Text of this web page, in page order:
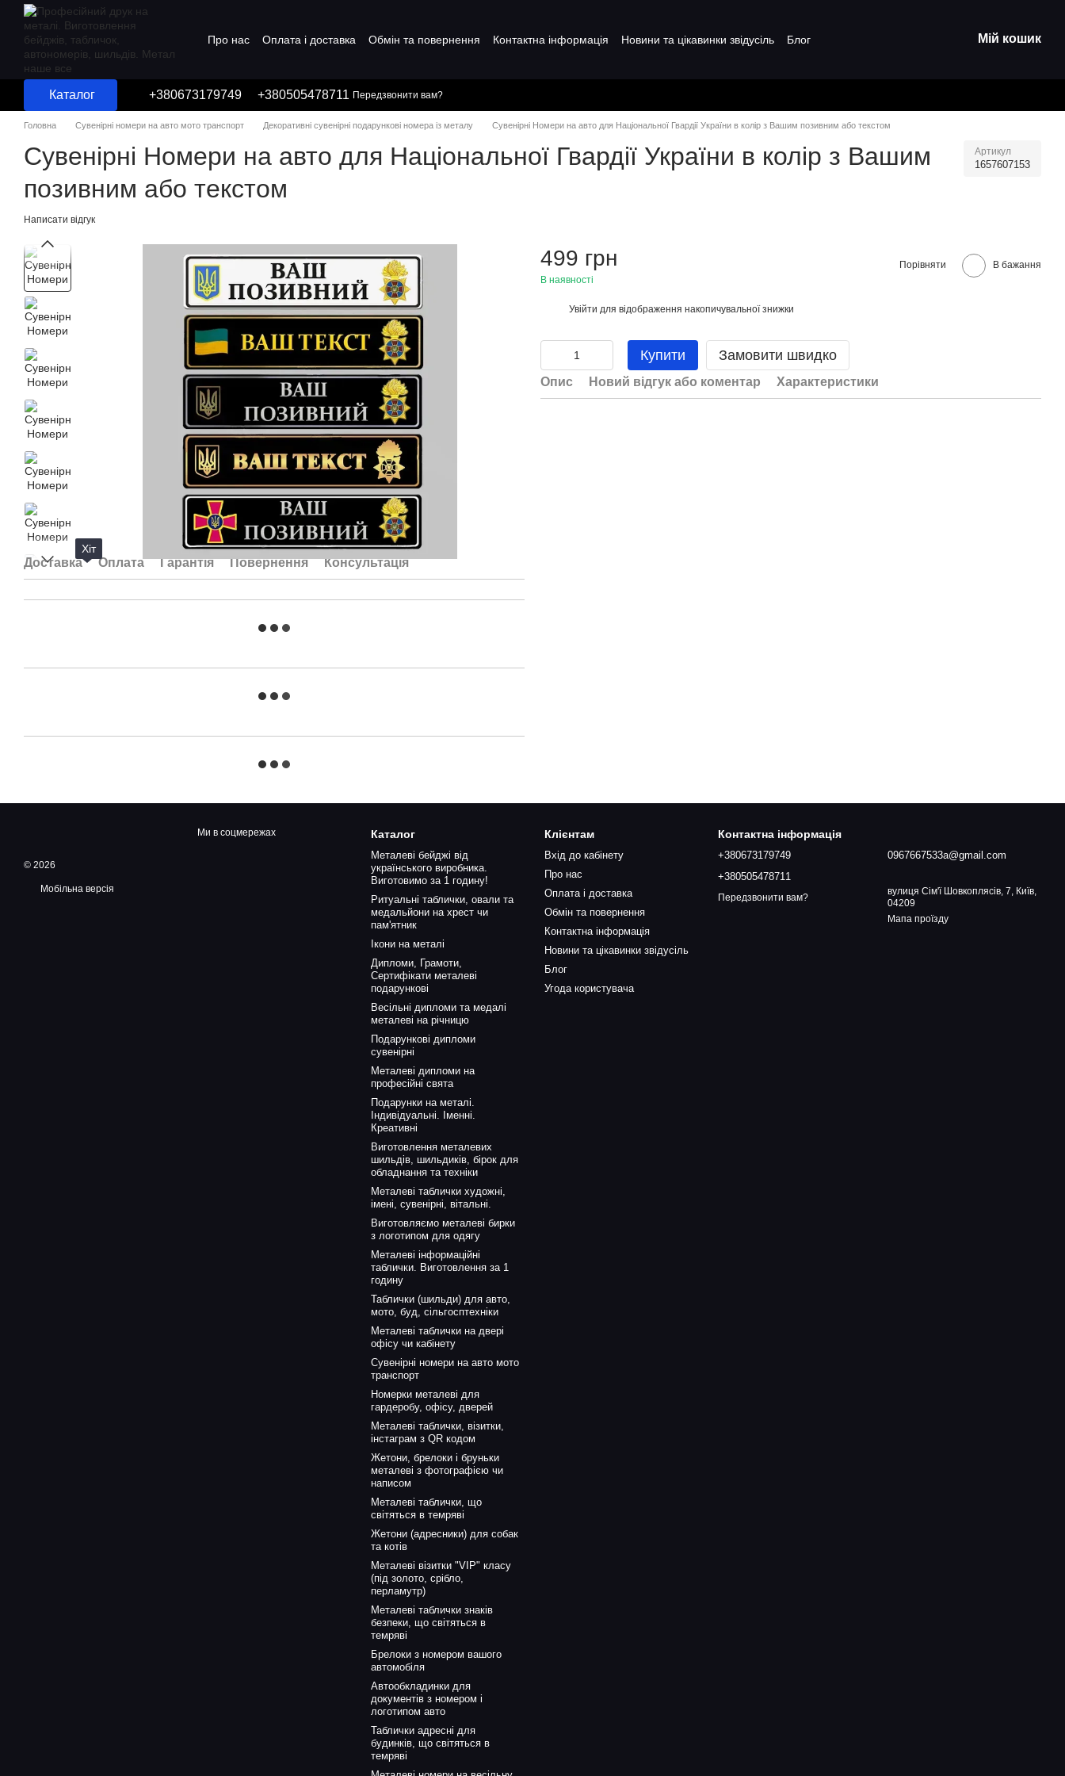
Перейти до основного контенту
Про нас Оплата і доставка Обмін та повернення Контактна інформація Новини та цікавинки звідусіль
Блог
Мій кошик
Каталог +380673179749 +380505478711 Передзвонити вам?
Головна Сувенірні номери на авто мото транспорт Декоративні сувенірні подарункові номера із металу Сувенірні Номери на авто для Національної Гвардії України в колір з Вашим позивним або текстом
Сувенірні Номери на авто для Національної Гвардії України в колір з Вашим
позивним або текстом
Артикул
1657607153
Написати відгук
Хіт
Доставка Оплата Гарантія Повернення Консультація
499 грн
В наявності
Порівняти В бажання
Увійти для відображення накопичувальної знижки
Купити Замовити швидко
Опис Новий відгук або коментар Характеристики
© 2026
Мобільна версія
Ми в соцмережах Каталог
Металеві бейджі від
українського виробника.
Виготовимо за 1 годину!
Ритуальні таблички, овали та
медальйони на хрест чи
пам'ятник
Ікони на металі
Дипломи, Грамоти,
Сертифікати металеві
подарункові
Весільні дипломи та медалі
металеві на річницю
Подарункові дипломи
сувенірні
Металеві дипломи на
професійні свята
Подарунки на металі.
Індивідуальні. Іменні.
Креативні
Виготовлення металевих
шильдів, шильдиків, бірок для
обладнання та техніки
Металеві таблички художні,
імені, сувенірні, вітальні.
Виготовляємо металеві бирки
з логотипом для одягу
Металеві інформаційні
таблички. Виготовлення за 1
годину
Таблички (шильди) для авто,
мото, буд, сільгосптехніки
Металеві таблички на двері
офісу чи кабінету
Сувенірні номери на авто мото
транспорт
Номерки металеві для
гардеробу, офісу, дверей
Металеві таблички, візитки,
інстаграм з QR кодом
Жетони, брелоки і бруньки
металеві з фотографією чи
написом
Металеві таблички, що
світяться в темряві
Жетони (адресники) для собак
та котів
Металеві візитки "VIP" класу
(під золото, срібло,
перламутр)
Металеві таблички знаків
безпеки, що світяться в
темряві
Брелоки з номером вашого
автомобіля
Автообкладинки для
документів з номером і
логотипом авто
Таблички адресні для
будинків, що світяться в
темряві
Клієнтам
Вхід до кабінету
Про нас
Оплата і доставка
Обмін та повернення
Контактна інформація
Новини та цікавинки звідусіль
Блог
Угода користувача
Контактна інформація
+380673179749
+380505478711
Передзвонити вам?
0967667533a@gmail.com
вулиця Сім'ї Шовкоплясів, 7, Київ,
04209
Мапа проїзду